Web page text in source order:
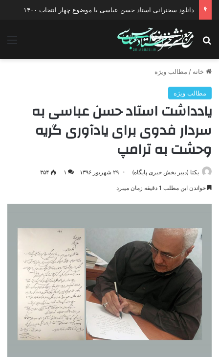
دانلود سخنرانی استاد حسن عباسی با موضوع چهار انتخاب ۱۴۰۰
جستجو برای
خانه / مطالب ویژه
مطالب ویژه
یادداشت استاد حسن عباسی به
سردار فدوی برای یادآوری گریه
وحشت به ترامپ
یکتا (دبیر بخش خبری پایگاه) ۲۹ شهریور ۱۳۹۶ ۱ ۳۵۴
خواندن این مطلب 1 دقیقه زمان میبرد